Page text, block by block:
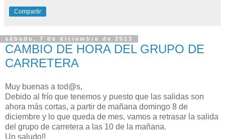
Compartir
sábado, 7 de diciembre de 2013
CAMBIO DE HORA DEL GRUPO DE
CARRETERA
Muy buenas a tod@s,
Debido al frío que tenemos y puesto que las salidas son
ahora más cortas, a partir de mañana domingo 8 de
diciembre y lo que queda de mes, vamos a retrasar la salida
del grupo de carretera a las 10 de la mañana.
Un saludo!!